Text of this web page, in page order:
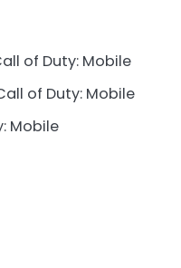
of Duty: Mobile
of Duty: Mobile
Mobile